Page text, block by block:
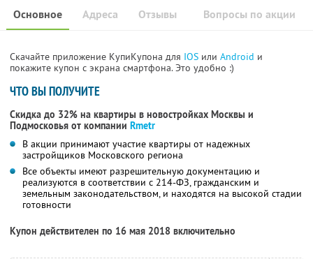
Основное Отзывы Вопросы по акции
Адреса
Скачайте приложение КупиКупона для IOS или Android и
покажите купон с экрана смартфона. Это удобно :)
ЧТО ВЫ ПОЛУЧИТЕ
Скидка до 32% на квартиры в новостройках Москвы и
Подмосковья от компании Rmetr
В акции принимают участие квартиры от надежных
застройщиков Московского региона
Все объекты имеют разрешительную документацию и
реализуются в соответствии с 214-ФЗ, гражданским и
земельным законодательством, и находятся на высокой стадии
готовности
Купон действителен по 16 мая 2018 включительно